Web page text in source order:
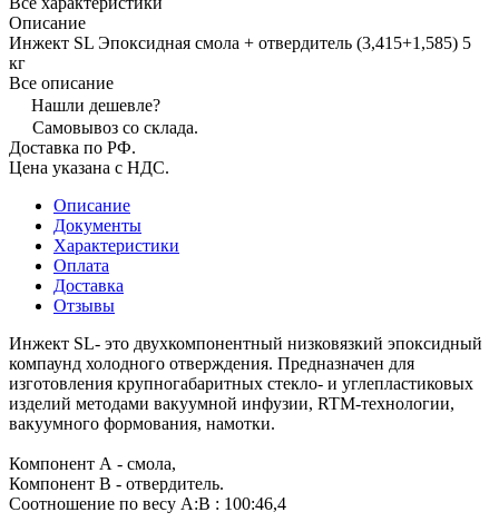
Описание
Инжект SL Эпоксидная смола + отвердитель (3,415+1,585) 5
кг
Все описание
Нашли дешевле?
Самовывоз со склада.
Доставка по РФ.
Цена указана с НДС.
Описание
Документы
Характеристики
Оплата
Доставка
Отзывы
Инжект SL- это двухкомпонентный низковязкий эпоксидный
компаунд холодного отверждения. Предназначен для
изготовления крупногабаритных стекло- и углепластиковых
изделий методами вакуумной инфузии, RTM-технологии,
вакуумного формования, намотки.
Компонент А - смола,
Компонент В - отвердитель.
Соотношение по весу А:B : 100:46,4